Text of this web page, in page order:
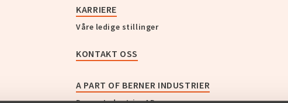
KARRIERE
Våre ledige stillinger
KONTAKT OSS
A PART OF BERNER INDUSTRIER